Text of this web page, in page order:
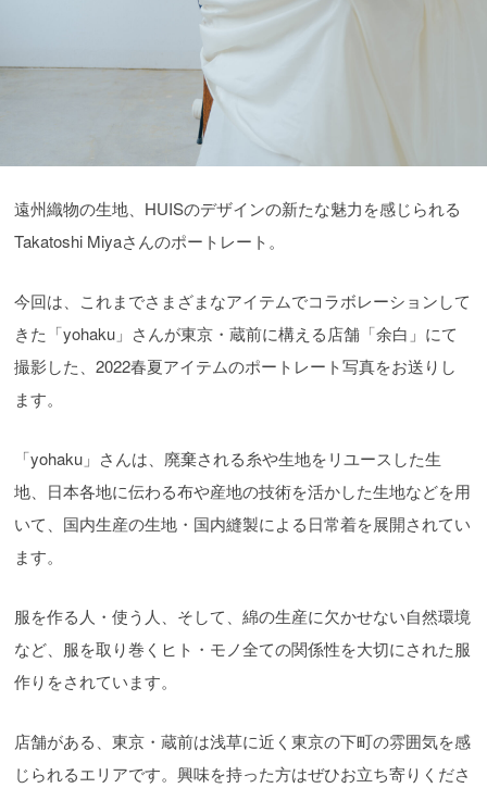
遠州織物の生地、HUISのデザインの新たな魅力を感じられる
Takatoshi Miyaさんのポートレート。
今回は、これまでさまざまなアイテムでコラボレーションして
きた「yohaku」さんが東京・蔵前に構える店舗「余白」にて
撮影した、2022春夏アイテムのポートレート写真をお送りし
ます。
「yohaku」さんは、廃棄される糸や生地をリユースした生
地、日本各地に伝わる布や産地の技術を活かした生地などを用
いて、国内生産の生地・国内縫製による日常着を展開されてい
ます。
服を作る人・使う人、そして、綿の生産に欠かせない自然環境
など、服を取り巻くヒト・モノ全ての関係性を大切にされた服
作りをされています。
店舗がある、東京・蔵前は浅草に近く東京の下町の雰囲気を感
じられるエリアです。興味を持った方はぜひお立ち寄りくださ